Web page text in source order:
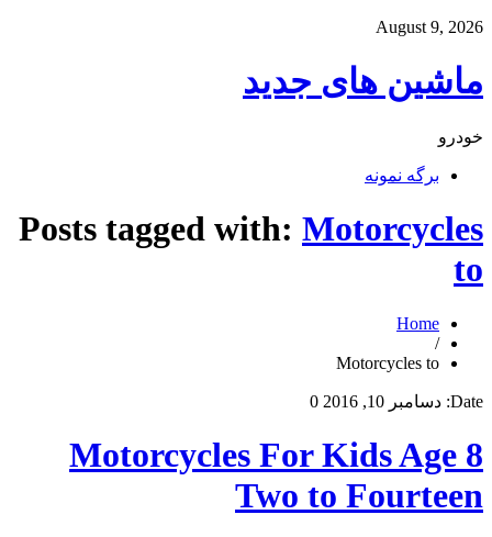
August 9, 2026
ماشین های جدید
خودرو
برگه نمونه
Posts tagged with: Motorcycles
to
Home
/
Motorcycles to
Date: دسامبر 10, 2016 0
8 Motorcycles For Kids Age
Two to Fourteen